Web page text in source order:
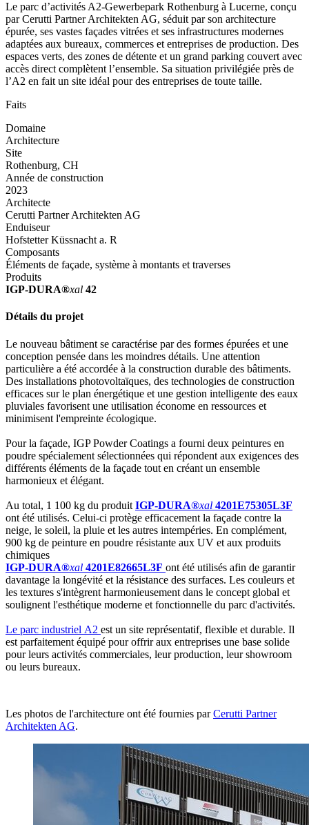
Le parc d’activités A2-Gewerbepark Rothenburg à Lucerne, conçu
par Cerutti Partner Architekten AG, séduit par son architecture
épurée, ses vastes façades vitrées et ses infrastructures modernes
adaptées aux bureaux, commerces et entreprises de production. Des
espaces verts, des zones de détente et un grand parking couvert avec
accès direct complètent l’ensemble. Sa situation privilégiée près de
l’A2 en fait un site idéal pour des entreprises de toute taille.
Faits
Domaine
Architecture
Site
Rothenburg, CH
Année de construction
2023
Architecte
Cerutti Partner Architekten AG
Enduiseur
Hofstetter Küssnacht a. R
Composants
Éléments de façade, système à montants et traverses
Produits
IGP-DURA®xal 42
Détails du projet
Le nouveau bâtiment se caractérise par des formes épurées et une
conception pensée dans les moindres détails. Une attention
particulière a été accordée à la construction durable des bâtiments.
Des installations photovoltaïques, des technologies de construction
efficaces sur le plan énergétique et une gestion intelligente des eaux
pluviales favorisent une utilisation économe en ressources et
minimisent l'empreinte écologique.
Pour la façade, IGP Powder Coatings a fourni deux peintures en
poudre spécialement sélectionnées qui répondent aux exigences des
différents éléments de la façade tout en créant un ensemble
harmonieux et élégant.
Au total, 1 100 kg du produit IGP-DURA®xal 4201E75305L3F
ont été utilisés. Celui-ci protège efficacement la façade contre la
neige, le soleil, la pluie et les autres intempéries. En complément,
900 kg de peinture en poudre résistante aux UV et aux produits
chimiques
IGP-DURA®xal 4201E82665L3F ont été utilisés afin de garantir
davantage la longévité et la résistance des surfaces. Les couleurs et
les textures s'intègrent harmonieusement dans le concept global et
soulignent l'esthétique moderne et fonctionnelle du parc d'activités.
Le parc industriel A2 est un site représentatif, flexible et durable. Il
est parfaitement équipé pour offrir aux entreprises une base solide
pour leurs activités commerciales, leur production, leur showroom
ou leurs bureaux.
Les photos de l'architecture ont été fournies parCerutti Partner
Architekten AG.